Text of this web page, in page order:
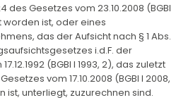
des Gesetzes vom 23.10.2008 (BGBl
worden ist, oder eines
das der Aufsicht nach § 1 Abs.
i.d.F. der
(BGBl I 1993, 2), das zuletzt
vom 17.10.2008 (BGBl I 2008,
ist, unterliegt, zuzurechnen sind.